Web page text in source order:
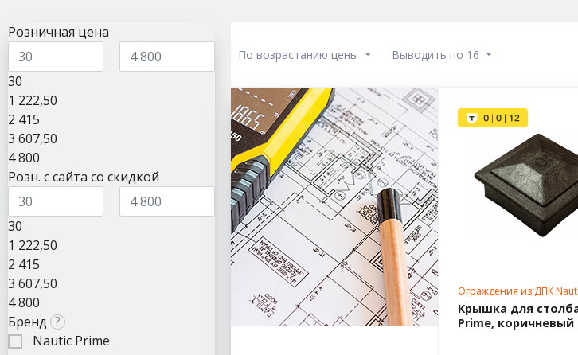
По возрастанию цены Выводить по 16
Ограждения из ДПК
Крышка для
Prime, коричневый
Розничная цена
30
1 222,50
2 415
3 607,50
4 800
Розн. с сайта со скидкой
30
1 222,50
2 415
3 607,50
4 800
Бренд ?
Nautic Prime